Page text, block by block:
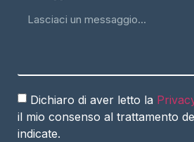
Dichiaro di aver letto la
il mio consenso al trattamento
indicate.